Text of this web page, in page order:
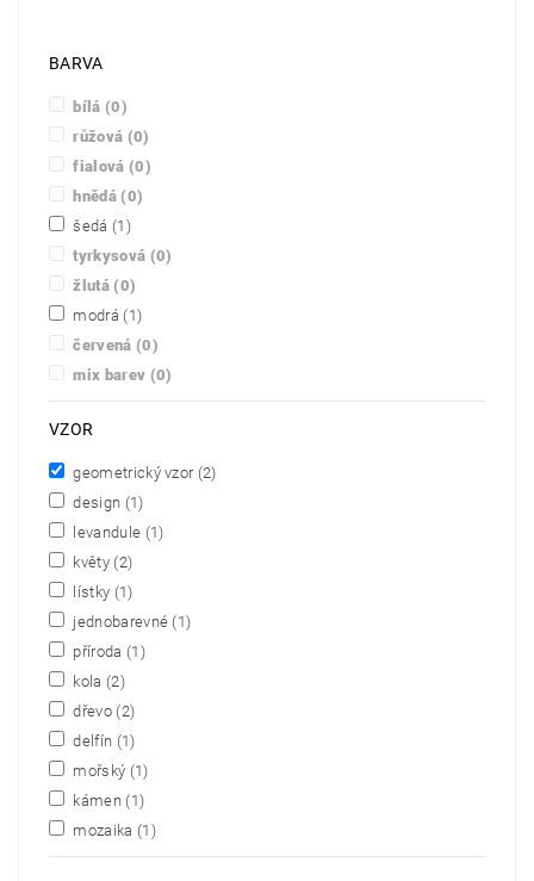
BARVA
bílá (0)
růžová (0)
fialová (0)
hnědá (0)
šedá (1)
tyrkysová (0)
žlutá (0)
modrá (1)
červená (0)
mix barev (0)
VZOR
geometrický vzor (2)
design (1)
levandule (1)
květy (2)
lístky (1)
jednobarevné (1)
příroda (1)
kola (2)
dřevo (2)
delfín (1)
mořský (1)
kámen (1)
mozaika (1)